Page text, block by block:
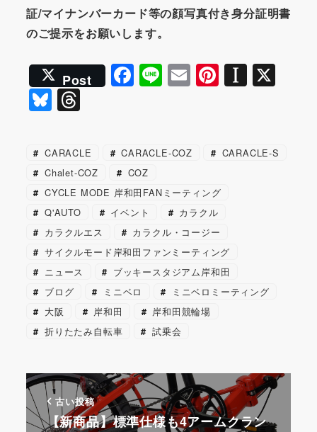
証/マイナンバーカード等の顔写真付き身分証明書
のご提示をお願いします。
Post F
e
b
o
o
k
Li E
l
Pi
e
st
In
p
a
Bl
u
e
s
k
y
T
e
a
d
s
CARACLE CARACLE-COZ
CARACLE-S
Chalet-COZ
COZ
CYCLE MODE 岸和田FANミーティング
Q'AUTO
イベント
カラクル
カラクルエス
カラクル・コージー
サイクルモード岸和田ファンミーティング
ニュース
ブッキースタジアム岸和田
ブログ
ミニベロ
ミニベロミーティング
大阪
岸和田
岸和田競輪場
折りたたみ自転車
試乗会
古い投稿
【新商品】標準仕様も4アームクラン